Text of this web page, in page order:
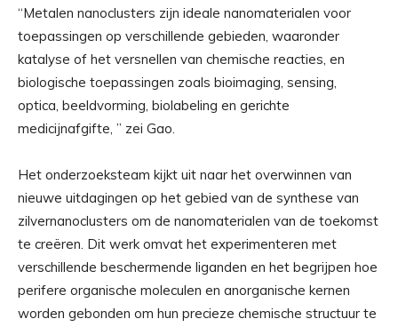
“Metalen nanoclusters zijn ideale nanomaterialen voor
toepassingen op verschillende gebieden, waaronder
katalyse of het versnellen van chemische reacties, en
biologische toepassingen zoals bioimaging, sensing,
optica, beeldvorming, biolabeling en gerichte
medicijnafgifte, ” zei Gao.
Het onderzoeksteam kijkt uit naar het overwinnen van
nieuwe uitdagingen op het gebied van de synthese van
zilvernanoclusters om de nanomaterialen van de toekomst
te creëren. Dit werk omvat het experimenteren met
verschillende beschermende liganden en het begrijpen hoe
perifere organische moleculen en anorganische kernen
worden gebonden om hun precieze chemische structuur te